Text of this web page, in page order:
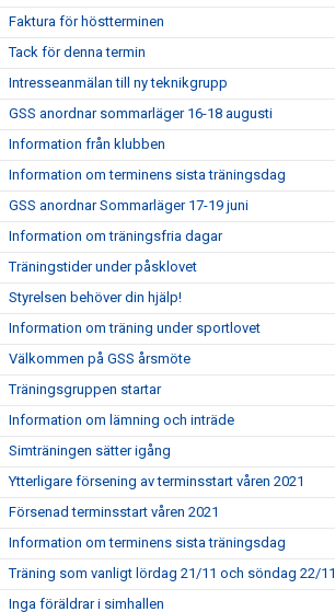
Faktura för höstterminen
Tack för denna termin
Intresseanmälan till ny teknikgrupp
GSS anordnar sommarläger 16-18 augusti
Information från klubben
Information om terminens sista träningsdag
GSS anordnar Sommarläger 17-19 juni
Information om träningsfria dagar
Träningstider under påsklovet
Styrelsen behöver din hjälp!
Information om träning under sportlovet
Välkommen på GSS årsmöte
Träningsgruppen startar
Information om lämning och inträde
Simträningen sätter igång
Ytterligare försening av terminsstart våren 2021
Försenad terminsstart våren 2021
Information om terminens sista träningsdag
Träning som vanligt lördag 21/11 och söndag 22/11
Inga föräldrar i simhallen